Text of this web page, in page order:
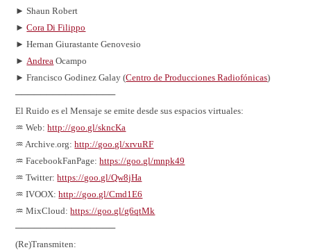
► Shaun Robert
►Cora Di Filippo
► Hernan Giurastante Genovesio
► Andrea Ocampo
► Francisco Godinez Galay (Centro de Producciones Radiofónicas)
────────────────
El Ruido es el Mensaje se emite desde sus espacios virtuales:
♒ Web:http://goo.gl/skncKa
♒ Archive.org:http://goo.gl/xrvuRF
♒ FacebookFanPage:https://goo.gl/mnpk49
♒ Twitter:https://goo.gl/Qw8jHa
♒ IVOOX:http://goo.gl/Cmd1E6
♒ MixCloud:https://goo.gl/g6qtMk
────────────────
(Re)Transmiten: